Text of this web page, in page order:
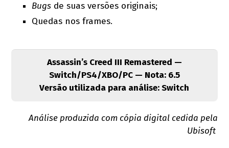
Bugs de suas versões originais;
Quedas nos frames.
Assassin’s Creed III Remastered —
Switch/PS4/XBO/PC — Nota: 6.5
Versão utilizada para análise: Switch
Análise produzida com cópia digital cedida pela
Ubisoft